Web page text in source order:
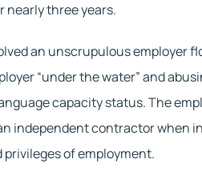
nearly three years.
an unscrupulous employer
“under the water” and
capacity status. The
independent contractor when
of employment.